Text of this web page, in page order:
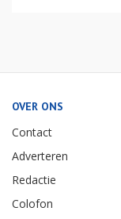
OVER ONS
Contact
Adverteren
Redactie
Colofon